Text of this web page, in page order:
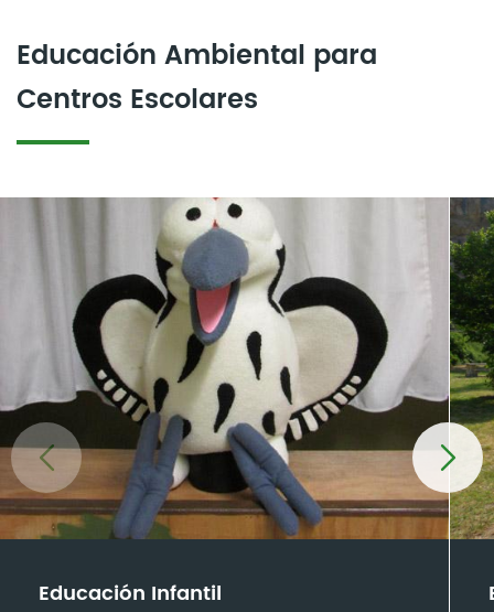
Educación Ambiental para
Centros Escolares
Educación Infantil